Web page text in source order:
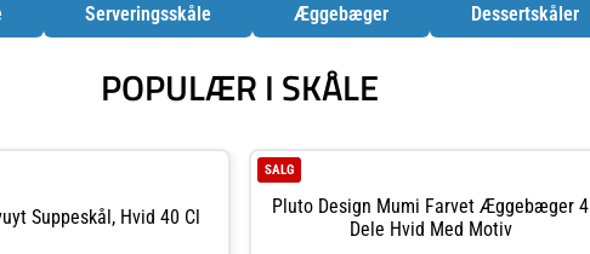
Serveringsskåle Æggebæger Dessertskåler
POPULÆR I SKÅLE
Suppeskål, Hvid 40 Cl
Pluto Design Mumi Farvet Æggebæger 4
Dele Hvid Med Motiv
SALG